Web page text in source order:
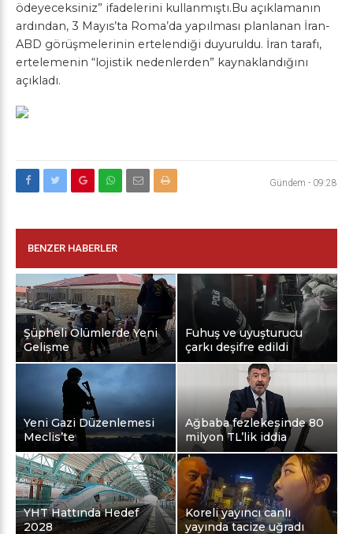
ödeyeceksiniz” ifadelerini kullanmıştı.Bu açıklamanın
ardından, 3 Mayıs’ta Roma’da yapılması planlanan İran-
ABD görüşmelerinin ertelendiği duyuruldu. İran tarafı,
ertelemenin “lojistik nedenlerden” kaynaklandığını
açıkladı.
Gündem - 09:28
BENZER HABERLER
Şüpheli Ölümlerde Yeni
Gelişme
Fuhuş ve uyuşturucu
çarkı deşifre edildi
Yeni Gazi Düzenlemesi
Meclis’te
Ağbaba fezlekesinde 80
milyon TL’lik iddia
YHT Hattında Hedef
2028
Koreli yayıncı canlı
yayında tacize uğradı